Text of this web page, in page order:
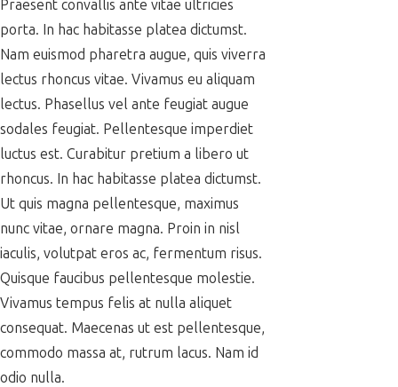
Praesent convallis ante vitae ultricies
porta. In hac habitasse platea dictumst.
Nam euismod pharetra augue, quis viverra
lectus rhoncus vitae. Vivamus eu aliquam
lectus. Phasellus vel ante feugiat augue
sodales feugiat. Pellentesque imperdiet
luctus est. Curabitur pretium a libero ut
rhoncus. In hac habitasse platea dictumst.
Ut quis magna pellentesque, maximus
nunc vitae, ornare magna. Proin in nisl
iaculis, volutpat eros ac, fermentum risus.
Quisque faucibus pellentesque molestie.
Vivamus tempus felis at nulla aliquet
consequat. Maecenas ut est pellentesque,
commodo massa at, rutrum lacus. Nam id
odio nulla.